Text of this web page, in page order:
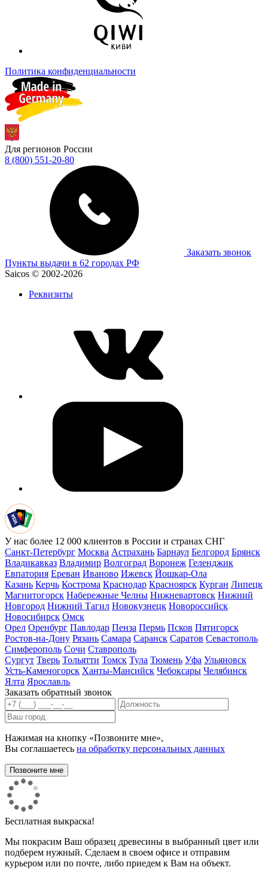
Политика конфиденциальности
Для регионов России
8 (800) 551-20-80
Заказать звонок
Пункты выдачи в 62 городах РФ
Saicos © 2002-2026
Реквизиты
У нас более 12 000 клиентов в России и странах СНГ
Санкт-Петербург Москва Астрахань Барнаул Белгород Брянск
Владикавказ Владимир Волгоград Воронеж Геленджик
Евпатория Ереван Иваново Ижевск Йошкар-Ола
Казань Керчь Кострома Краснодар Красноярск Курган Липецк
Магнитогорск Набережные Челны Нижневартовск Нижний
Новгород Нижний Тагил Новокузнецк Новороссийск
Новосибирск Омск
Орел Оренбург Павлодар Пенза Пермь Псков Пятигорск
Ростов-на-Дону Рязань Самара Саранск Саратов Севастополь
Симферополь Сочи Ставрополь
Сургут Тверь Тольятти Томск Тула Тюмень Уфа Ульяновск
Усть-Каменогорск Ханты-Мансийск Чебоксары Челябинск
Ялта Ярославль
Заказать обратный звонок
Нажимая на кнопку «Позвоните мне»,
Вы соглашаетесь на обработку персональных данных
Бесплатная выкраска!
Мы покрасим Ваш образец древесины в выбранный цвет или
подберем нужный. Сделаем в своем офисе и отправим
курьером или по почте, либо приедем к Вам на объект.